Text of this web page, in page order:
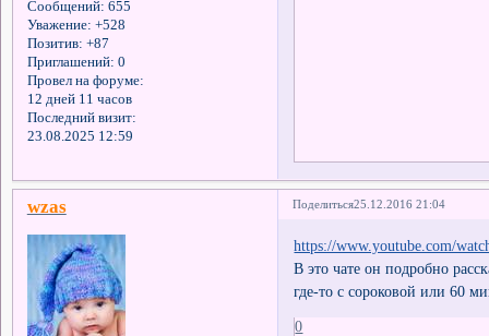
Сообщений: 655
Уважение: +528
Позитив: +87
Приглашений: 0
Провел на форуме:
12 дней 11 часов
Последний визит:
23.08.2025 12:59
Поделиться25.12.2016 21:04
wzas
https://www.youtube.com/
В это чате он подробно
где-то с сороковой или 60
0